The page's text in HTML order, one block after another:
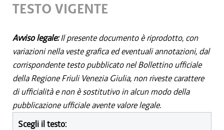
TESTO VIGENTE
Avviso legale:Il presente documento è riprodotto, con
variazioni nella veste grafica ed eventuali annotazioni, dal
corrispondente testo pubblicato nel Bollettino ufficiale
della Regione Friuli Venezia Giulia, non riveste carattere
di ufficialità e non è sostitutivo in alcun modo della
pubblicazione ufficiale avente valore legale.
Scegli il testo: